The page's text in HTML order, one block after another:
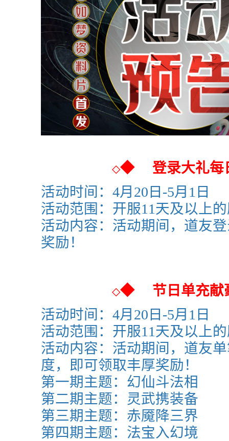
◇◆
登录大礼每
活动时间：4月20日-5月1日
活动范围： 开服11天及以上
活动内容：活动期间，道友
奖励！
◇◆
节日单充献
活动时间：4月20日-5月1日
活动范围： 开服11天及以上
活动内容：活动期间，道友
度，即可领取丰厚奖励！
第一期主题：幻仙斗法相
第二期主题：灵武携装备
第三期主题： 赤魇降三界
第四期主题： 法宝入幻境